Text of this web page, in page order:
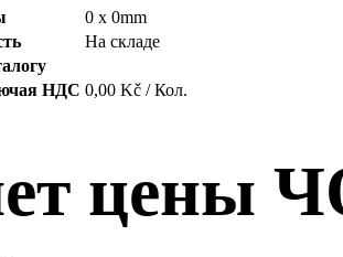
0 x 0mm
На складе
НДС 0,00 Kč / Кол.
цены